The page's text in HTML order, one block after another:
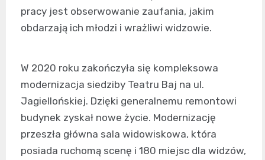
pracy jest obserwowanie zaufania, jakim
obdarzają ich młodzi i wrażliwi widzowie.
W 2020 roku zakończyła się kompleksowa
modernizacja siedziby Teatru Baj na ul.
Jagiellońskiej. Dzięki generalnemu remontowi
budynek zyskał nowe życie. Modernizację
przeszła główna sala widowiskowa, która
posiada ruchomą scenę i 180 miejsc dla widzów,